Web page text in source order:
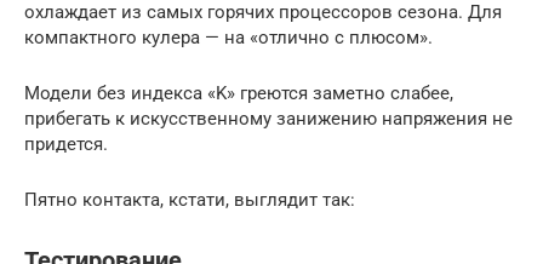
охлаждает из самых горячих процессоров сезона. Для
компактного кулера — на «отлично с плюсом».
Модели без индекса «K» греются заметно слабее,
прибегать к искусственному занижению напряжения не
придется.
Пятно контакта, кстати, выглядит так: